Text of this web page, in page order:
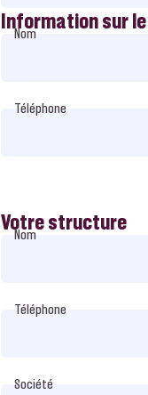
Information sur
Nom
Téléphone
Votre structure
Nom
Téléphone
Société